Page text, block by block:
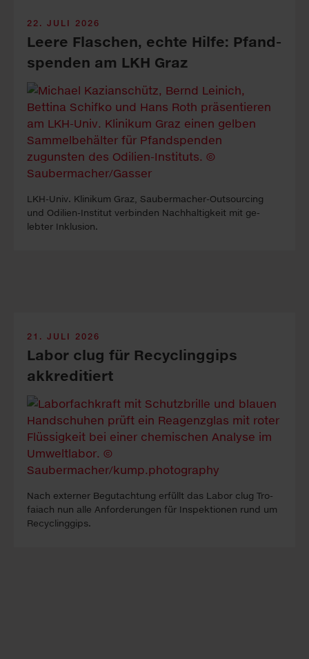
22. JULI 2026
Leere Fla­sch­en, echte Hil­fe: Pfand­
spen­den am LKH Graz
LKH-Univ. Kli­ni­kum Graz, Sauber­macher-Out­sour­cing
und Odilien-In­stitut ver­binden Nach­haltig­keit mit ge­
lebter In­klus­ion.
21. JULI 2026
Labor clug für Recyclinggips
akkreditiert
Nach ex­ter­ner Be­gutacht­ung erfüllt das La­bor clug Tro­
faiach nun alle An­forder­ung­en für In­spekt­ion­en rund um
Re­cyc­ling­gips.